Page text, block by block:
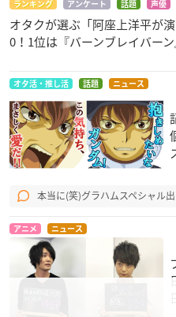
ランキング アンケート 話題 声優
オタクが選ぶ「阿座上洋平が
0！1位は『バーンブレイバー
オタ活・推し活 話題 ニュース
本当に(笑)グラハムスペシャル出
アニメ ニュース